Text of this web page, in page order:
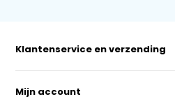
Klantenservice en verzending
Mijn account